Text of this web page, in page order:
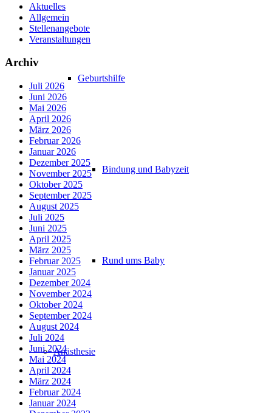
Geburtshilfe
Bindung und Babyzeit
Rund ums Baby
Anästhesie
Aktuelles
Allgemein
Stellenangebote
Veranstaltungen
Archiv
Juli 2026
Juni 2026
Mai 2026
April 2026
März 2026
Februar 2026
Januar 2026
Dezember 2025
November 2025
Oktober 2025
September 2025
August 2025
Juli 2025
Juni 2025
April 2025
März 2025
Februar 2025
Januar 2025
Dezember 2024
November 2024
Oktober 2024
September 2024
August 2024
Juli 2024
Juni 2024
Mai 2024
April 2024
März 2024
Februar 2024
Januar 2024